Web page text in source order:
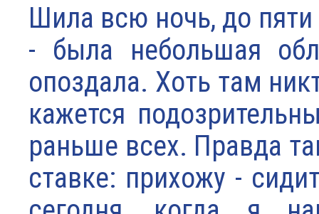
Шила всю ночь, до
- была небольшая
опоздала. Хоть там
кажется
раньше всех. Правда
ставке: прихожу -